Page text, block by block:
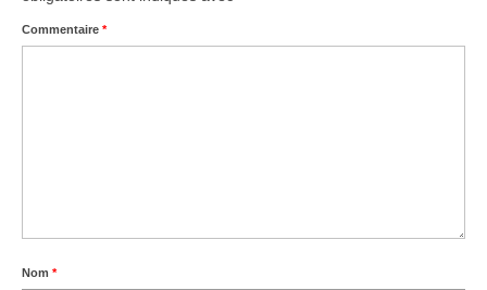
Commentaire *
Nom *